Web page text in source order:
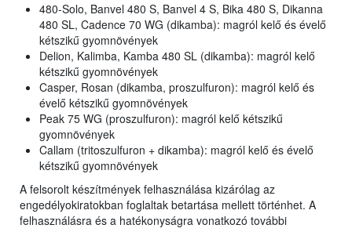
480-Solo, Banvel 480 S, Banvel 4 S, Bika 480 S, Dikanna
480 SL, Cadence 70 WG (dikamba): magról kelő és évelő
kétszikű gyomnövények
Delion, Kalimba, Kamba 480 SL (dikamba): magról kelő
kétszikű gyomnövények
Casper, Rosan (dikamba, proszulfuron): magról kelő és
évelő kétszikű gyomnövények
Peak 75 WG (proszulfuron): magról kelő kétszikű
gyomnövények
Callam (tritoszulfuron + dikamba): magról kelő és évelő
kétszikű gyomnövények
A felsorolt készítmények felhasználása kizárólag az
engedélyokiratokban foglaltak betartása mellett történhet. A
felhasználásra és a hatékonyságra vonatkozó további